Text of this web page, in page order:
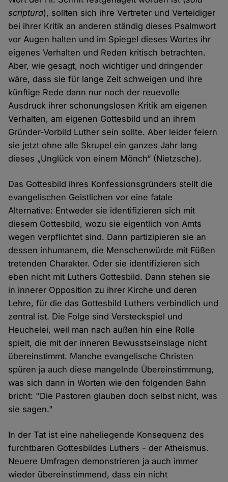
scriptura), sollten sich ihre Vertreter und Verteidiger
bei ihrer Kritik an anderen ständig dieses Psalmwort
vor Augen halten und im Spiegel dieses Wortes ihr
eigenes Verhalten und Reden kritisch betrachten.
Aber, wie gesagt, noch wichtiger und dringender
wäre, dass sie für lange Zeit schweigen und ihre
künftige Rede dann nur noch der reuevolle
Ausdruck ihrer schonungslosen Kritik am eigenen
Verhalten, am eigenen Gottesbild und an ihrem
Gründer-Vorbild Luther sein sollte. Aber leider feiern
sie jetzt ohne alle Skrupel ein ganzes Jahr lang
dieses „Unglück von einem Mönch“ (Nietzsche).
Das Gottesbild ihres Konfessionsgründers stellt die
evangelischen Geistlichen vor eine fatale
Alternative: Entweder sie identifizieren sich mit
diesem Gottesbild, wozu sie eigentlich von Amts
wegen verpflichtet sind. Dann partizipieren sie an
dessen inhumanem, die Menschenwürde mit Füßen
tretenden Charakter. Oder sie identifizieren sich
eben nicht mit Luthers Gottesbild. Dann stehen sie
in innerer Opposition zu ihrer Kirche und deren
Lehre, für die das Gottesbild Luthers verbindlich und
zentral ist. Die Folge sind Versteckspiel und
Heuchelei, weil man nach außen hin eine Rolle
spielt, die mit der inneren Bewusstseinslage nicht
übereinstimmt. Manche evangelische Christen
spüren ja auch diese mangelnde Übereinstimmung,
was sich dann in Worten wie den folgenden Bahn
bricht: "Die Pastoren glauben doch selbst nicht, was
sie sagen."
In der Tat ist eine naheliegende Konsequenz des
furchtbaren Gottesbildes Luthers - der Atheismus.
Neuere Umfragen demonstrieren ja auch immer
wieder übereinstimmend, dass ein nicht